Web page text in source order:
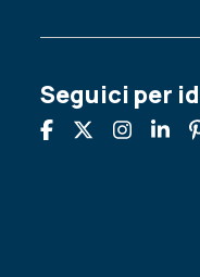
Seguici per